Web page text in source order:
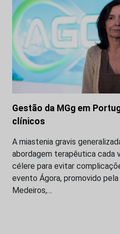
Gestão da MGg em
clínicos
A miastenia gravis
abordagem terapêutica cada
célere para evitar
evento Ágora, promovido
Medeiros,…